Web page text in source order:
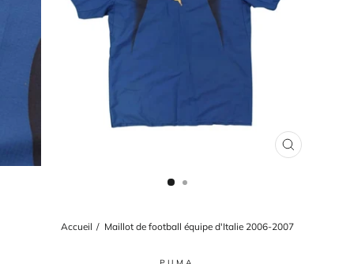
FERMER
Accueil / Maillot de football équipe d'Italie 2006-2007